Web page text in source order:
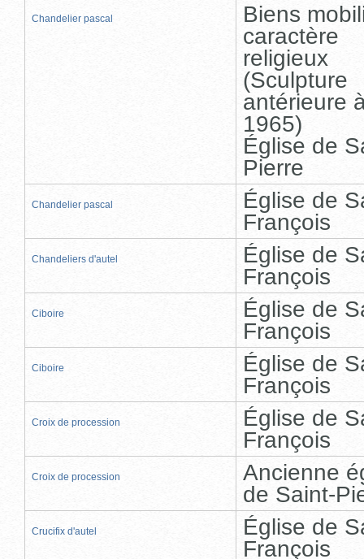
Chandelier pascal
Biens
caractère
religieux
(Sculpture
antérieure
1965)
Église de
Pierre
Chandelier pascal
Église de
François
Chandeliers d'autel
Église de
François
Ciboire
Église de
François
Ciboire
Église de
François
Croix de procession
Église de
François
Croix de procession
Ancienne
de Saint-
Crucifix d'autel
Église de
François